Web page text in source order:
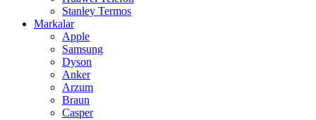
Stanley Termos
Markalar
Apple
Samsung
Dyson
Anker
Arzum
Braun
Casper